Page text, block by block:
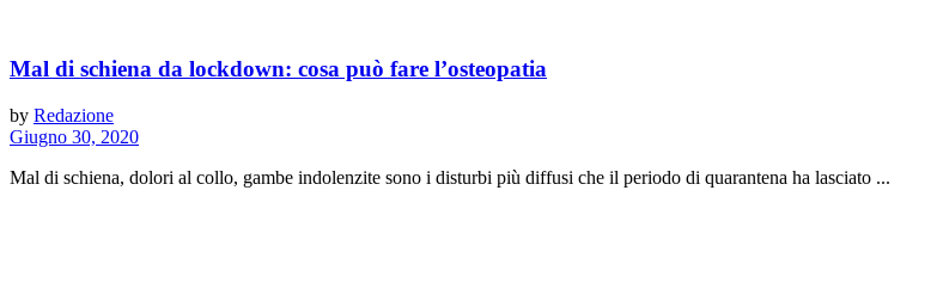
Mal di schiena da lockdown: cosa può fare l’osteopatia
by Redazione
Giugno 30, 2020
Mal di schiena, dolori al collo, gambe indolenzite sono i disturbi più diffusi che il periodo di quarantena ha lasciato ...